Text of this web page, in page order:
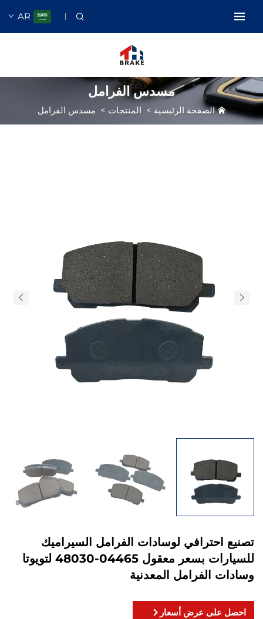
AR
مسدس الفرامل
الصفحة الرئيسية > المنتجات > مسدس الفرامل
تصنيع احترافي لوسادات الفرامل السيراميك
للسيارات بسعر معقول 04465-48030 لتويوتا
وسادات الفرامل المعدنية
احصل على عرض أسعار